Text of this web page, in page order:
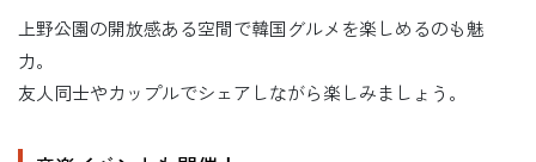
上野公園の開放感ある空間で韓国グルメを楽しめるのも魅
力。
友人同士やカップルでシェアしながら楽しみましょう。